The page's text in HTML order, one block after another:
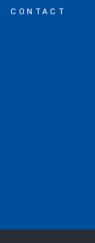
CONTACT